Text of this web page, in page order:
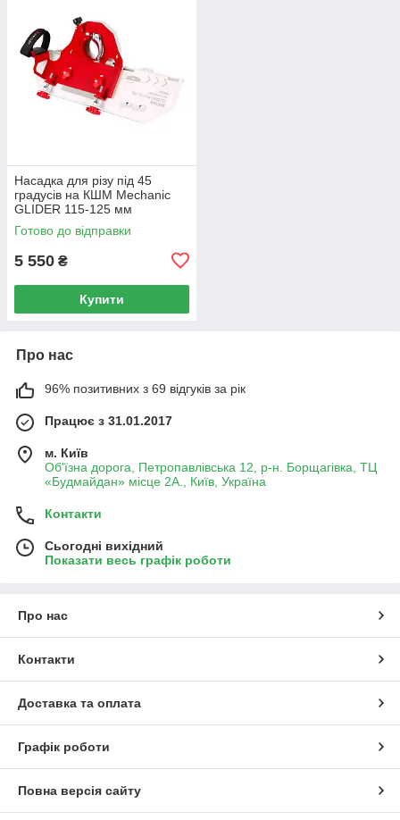
Насадка для різу під 45
градусів на КШМ Mechanic
GLIDER 115-125 мм
Готово до відправки
5 550 ₴
Купити
Про нас
96% позитивних з 69 відгуків за рік
Працює з 31.01.2017
м. Київ
Об'їзна дорога, Петропавлівська 12, р-н. Борщагівка, ТЦ
«Будмайдан» місце 2А., Київ, Україна
Контакти
Сьогодні вихідний
Показати весь графік роботи
Про нас
Контакти
Доставка та оплата
Графік роботи
Повна версія сайту